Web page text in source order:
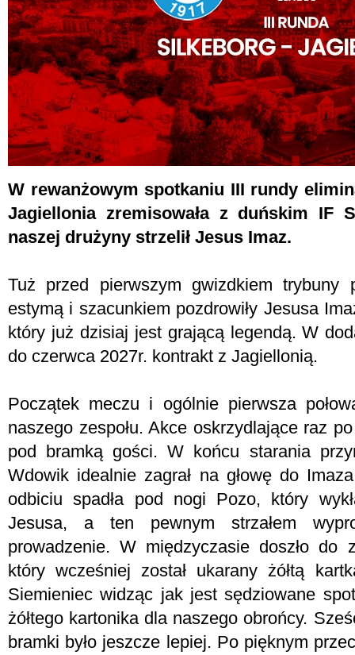
W rewanżowym spotkaniu III rundy
Jagiellonia zremisowała z duńskim IF
naszej drużyny strzelił Jesus Imaz.
Tuż przed pierwszym gwizdkiem trybuny
estymą i szacunkiem pozdrowiły Jesusa
który już dzisiaj jest grającą legendą. W
do czerwca 2027r. kontrakt z Jagiellonią.
Początek meczu i ogólnie pierwsza
naszego zespołu. Akce oskrzydlające raz
pod bramką gości. W końcu starania
Wdowik idealnie zagrał na głowę do
odbiciu spadła pod nogi Pozo, który
Jesusa, a ten pewnym strzałem
prowadzenie. W międzyczasie doszło do
który wcześniej został ukarany żółtą
Siemieniec widząc jak jest sędziowane
żółtego kartonika dla naszego obrońcy.
bramki było jeszcze lepiej. Po pięknym